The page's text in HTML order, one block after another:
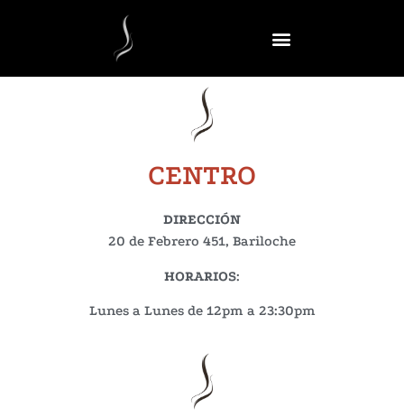
CENTRO
DIRECCIÓN
20 de Febrero 451, Bariloche
HORARIOS:
Lunes a Lunes de 12pm a 23:30pm